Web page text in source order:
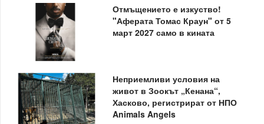
Отмъщението е изкуство!
"Аферата Томас Краун" от 5
март 2027 само в кината
Неприемливи условия на
живот в Зоокът „Кенана“,
Хасково, регистрират от НПО
Animals Angels